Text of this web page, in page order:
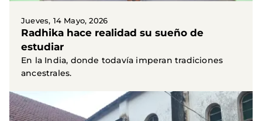
Jueves, 14 Mayo, 2026
Radhika hace realidad su sueño de
estudiar
En la India, donde todavía imperan tradiciones
ancestrales.